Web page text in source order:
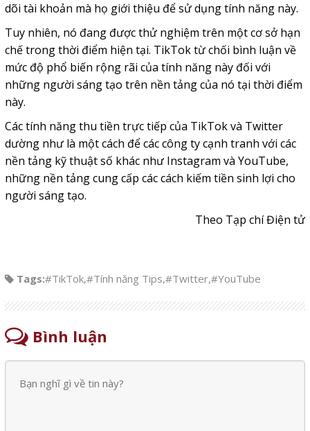
dõi tài khoản mà họ giới thiệu để sử dụng tính năng này.
Tuy nhiên, nó đang được thử nghiệm trên một cơ sở hạn
chế trong thời điểm hiện tại. TikTok từ chối bình luận về
mức độ phổ biến rộng rãi của tính năng này đối với
những người sáng tạo trên nền tảng của nó tại thời điểm
này.
Các tính năng thu tiền trực tiếp của TikTok và Twitter
dường như là một cách để các công ty cạnh tranh với các
nền tảng kỹ thuật số khác như Instagram và YouTube,
những nền tảng cung cấp các cách kiếm tiền sinh lợi cho
người sáng tạo.
Theo Tạp chí Điện tử
Tags:#TikTok,#Tính năng Tips,#Twitter,#YouTube
Bình luận